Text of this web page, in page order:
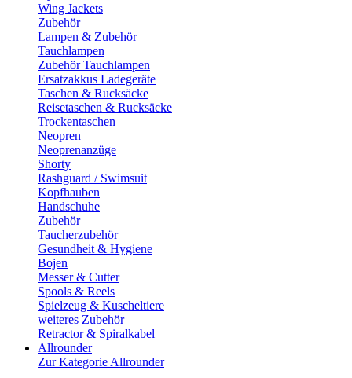
Wing Jackets
Zubehör
Lampen & Zubehör
Tauchlampen
Zubehör Tauchlampen
Ersatzakkus Ladegeräte
Taschen & Rucksäcke
Reisetaschen & Rucksäcke
Trockentaschen
Neopren
Neoprenanzüge
Shorty
Rashguard / Swimsuit
Kopfhauben
Handschuhe
Zubehör
Taucherzubehör
Gesundheit & Hygiene
Bojen
Messer & Cutter
Spools & Reels
Spielzeug & Kuscheltiere
weiteres Zubehör
Retractor & Spiralkabel
Allrounder
Zur Kategorie Allrounder